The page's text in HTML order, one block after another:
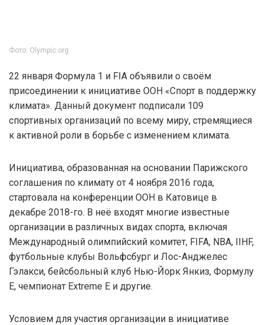
Фото: Olympic.org
22 января Формула 1 и FIA объявили о своём
присоединении к инициативе ООН «Спорт в поддержку
климата». Данный документ подписали 109
спортивных организаций по всему миру, стремящиеся
к активной роли в борьбе с изменением климата.
Инициатива, образованная на основании Парижского
соглашения по климату от 4 ноября 2016 года,
стартовала на конференции ООН в Катовице в
декабре 2018-го. В неё входят многие известные
организации в различных видах спорта, включая
Международный олимпийский комитет, FIFA, NBA, IIHF,
футбольные клубы Вольфсбург и Лос-Анджелес
Гэлакси, бейсбольный клуб Нью-Йорк Янкиз, Формулу
E, чемпионат Extreme E и другие.
Условием для участия организации в инициативе